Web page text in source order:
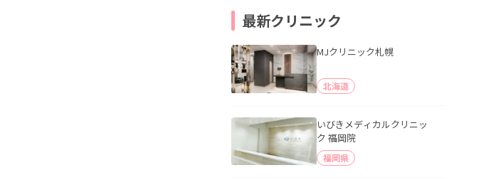
最新クリニック
MJクリニック札幌
北海道
いびきメディカルクリニッ
ク 福岡院
福岡県